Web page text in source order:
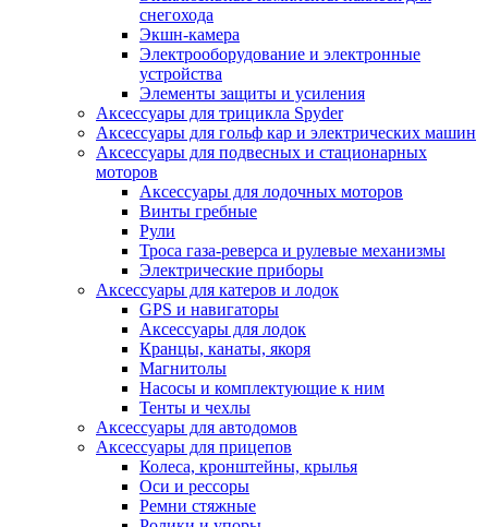
снегохода
Экшн-камера
Электрооборудование и электронные
устройства
Элементы защиты и усиления
Аксессуары для трицикла Spyder
Аксессуары для гольф кар и электрических машин
Аксессуары для подвесных и стационарных
моторов
Аксессуары для лодочных моторов
Винты гребные
Рули
Троса газа-реверса и рулевые механизмы
Электрические приборы
Аксессуары для катеров и лодок
GPS и навигаторы
Аксессуары для лодок
Кранцы, канаты, якоря
Магнитолы
Насосы и комплектующие к ним
Тенты и чехлы
Аксессуары для автодомов
Аксессуары для прицепов
Колеса, кронштейны, крылья
Оси и рессоры
Ремни стяжные